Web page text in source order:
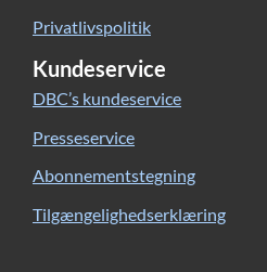
Privatlivspolitik
Kundeservice
DBC’s kundeservice
Presseservice
Abonnementstegning
Tilgængelighedserklæring